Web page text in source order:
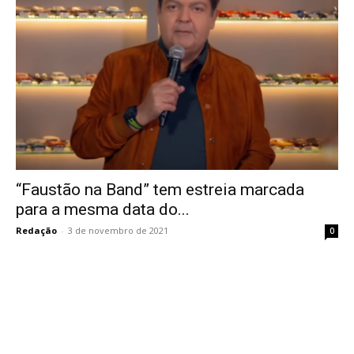
“Faustão na Band” tem estreia marcada
para a mesma data do...
Redação - 3 de novembro de 2021 0